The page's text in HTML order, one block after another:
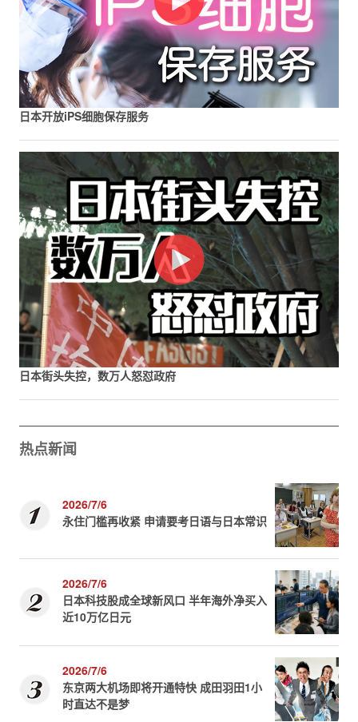
日本开放iPS细胞保存服务
日本街头失控，数万人怒怼政府
热点新闻
2026/7/6
永住门槛再收紧 申请要考日语与日本常识
2026/7/6
日本科技股成全球新风口 半年海外净买入
近10万亿日元
2026/7/6
东京两大机场即将开通特快 成田羽田1小
时直达不是梦